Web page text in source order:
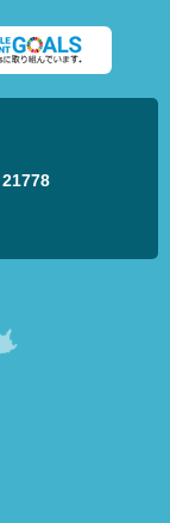
21778